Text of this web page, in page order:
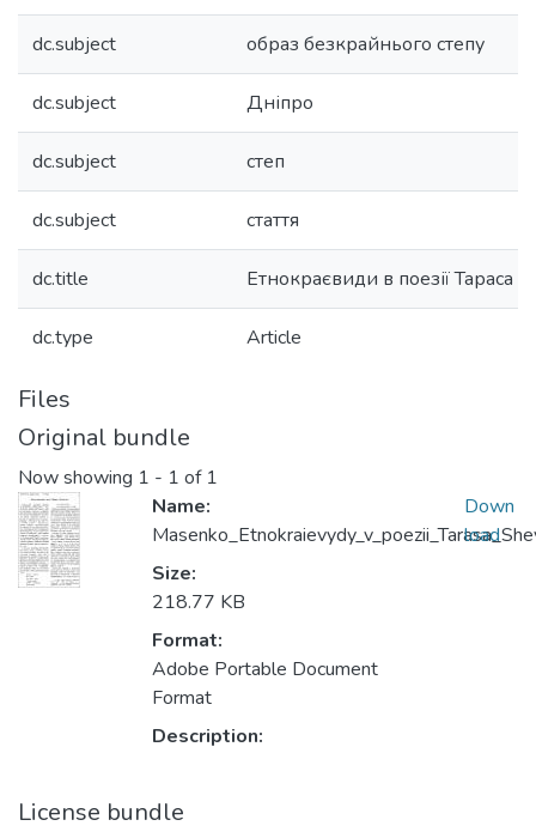
dc.subject образ безкрайнього степу
dc.subject Дніпро
dc.subject степ
dc.subject стаття
dc.title Етнокраєвиди в поезії Тараса
dc.type Article
Files
Original bundle
Now showing 1 - 1 of 1
Name:
Size:
218.77 KB
Format:
Adobe Portable Document
Format
Description:
Down
load
License bundle